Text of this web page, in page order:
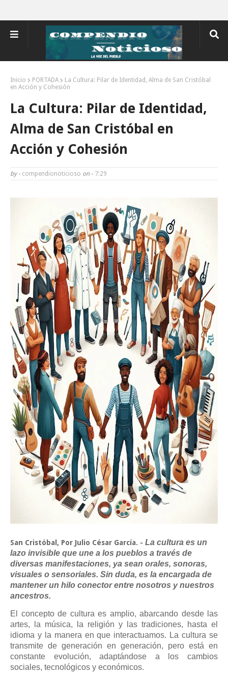
Inicio PORTADA
La Cultura: Pilar de Identidad, Alma de San Cristóbal
en Acción y Cohesión
La Cultura: Pilar de Identidad,
Alma de San Cristóbal en
Acción y Cohesión
by - compendionoticioso on - 7:29
San Cristóbal, Por Julio César García. - La cultura es un
lazo invisible que une a los pueblos a través de
diversas manifestaciones, ya sean orales, sonoras,
visuales o sensoriales. Sin duda, es la encargada de
mantener un hilo conector entre nosotros y nuestros
ancestros.
El concepto de cultura es amplio, abarcando desde las
artes, la música, la religión y las tradiciones, hasta el
idioma y la manera en que interactuamos. La cultura se
transmite de generación en generación, pero está en
constante evolución, adaptándose a los cambios
sociales, tecnológicos y económicos.